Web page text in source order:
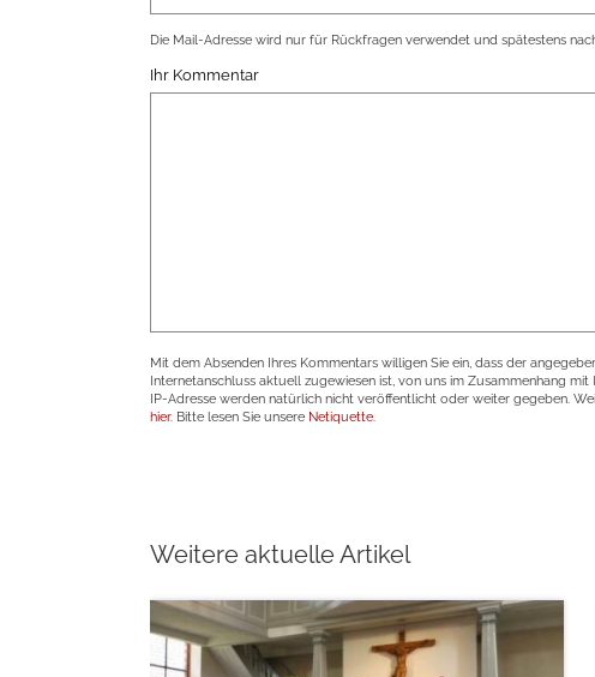
Die Mail-Adresse wird nur für Rückfragen verwendet und spätestens
Ihr Kommentar
Mit dem Absenden Ihres Kommentars willigen Sie ein, dass der
Internetanschluss aktuell zugewiesen ist, von uns im Zusammenhang
IP-Adresse werden natürlich nicht veröffentlicht oder weiter gegeben.
hier. Bitte lesen Sie unsere Netiquette.
Weitere aktuelle Artikel
weiterlesen